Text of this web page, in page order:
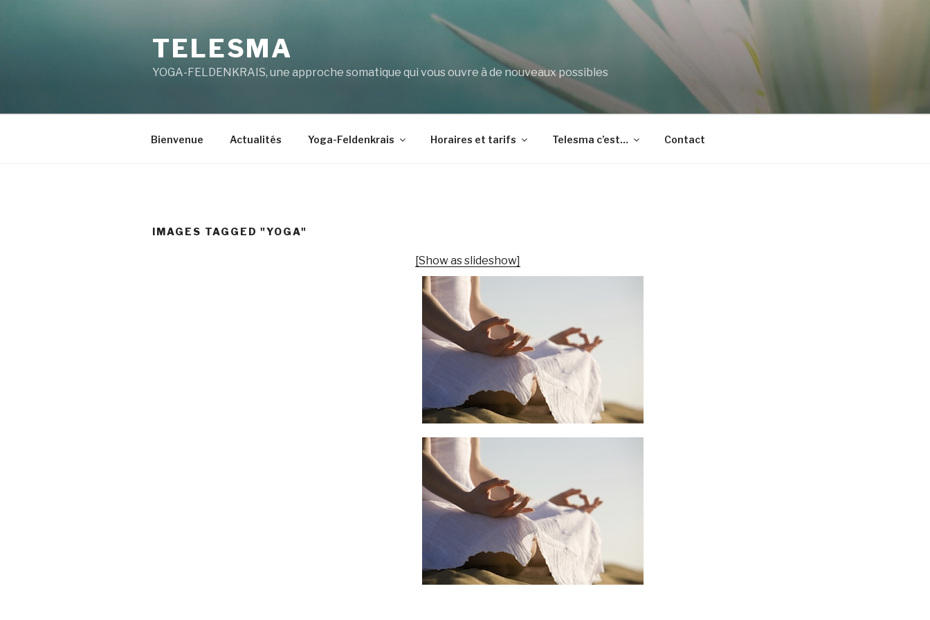
TELESMA
YOGA-FELDENKRAIS, une approche somatique qui vous ouvre à de nouveaux possibles
Bienvenue Actualités Yoga-Feldenkrais Horaires et tarifs Telesma c’est… Contact
IMAGES TAGGED "YOGA"
[Show as slideshow]